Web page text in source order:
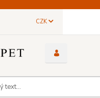
CZK